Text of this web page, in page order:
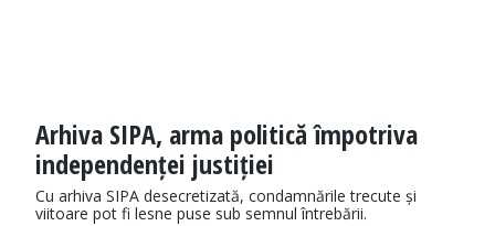
Arhiva SIPA, arma politică împotriva
independenței justiției
Cu arhiva SIPA desecretizată, condamnările trecute și
viitoare pot fi lesne puse sub semnul întrebării.